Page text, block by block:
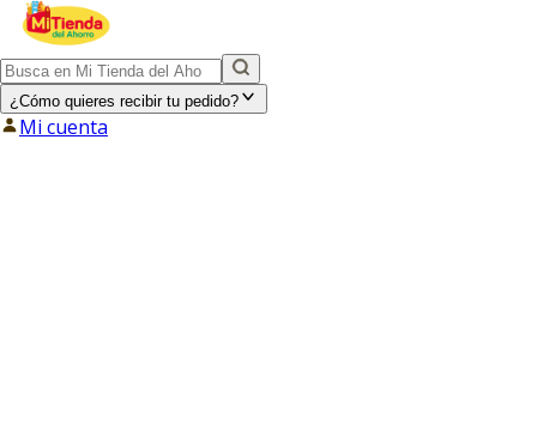
¿Cómo quieres recibir tu pedido?
Mi cuenta